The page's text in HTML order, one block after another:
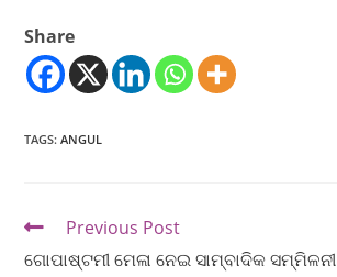
Share
TAGS:ANGUL
Previous Post
ଗୋପାଷ୍ଟମୀ ମେଳା ନେଇ ସାମ୍ବାଦିକ ସମ୍ମିଳନୀ